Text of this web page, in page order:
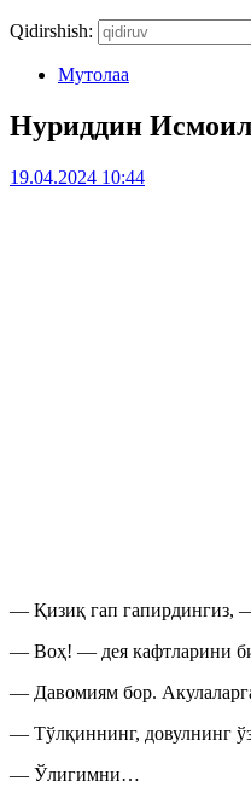
Qidirshish:
Мутолаа
Нуриддин
19.04.2024 10:44
— Қизиқ гап гапирдингиз,
— Воҳ! — дея кафтларини
— Давомиям бор.
— Тўлқиннинг, довулнинг
— Ўлигимни…